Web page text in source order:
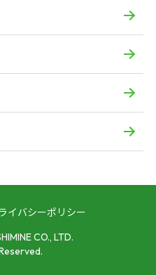
イバシーポリシー
CO., LTD.